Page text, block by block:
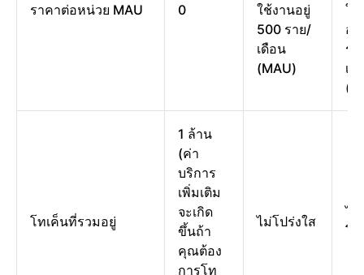
ราคาต่อหน่วย MAU 0
ใช้งานอยู่
500 ราย/
เดือน
(MAU)
ใช้
อ
รา
เดื
โทเค็นที่รวมอยู่
1 ล้าน
(ค่า
บริการ
เพิ่มเติม
จะเกิด
ขึ้นถ้า
คุณต้อง
การโท
ไม่โปร่งใส
ไม่
โป